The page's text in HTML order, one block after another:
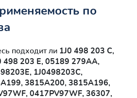
по
подходит ли 1J0 498 203 C,
498 203 E, 05189 279AA,
1J0498203C,
3815A200, 3815A196,
0417PV97WF, 36307,